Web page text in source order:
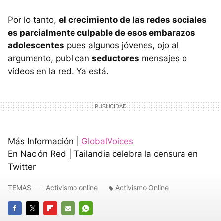
Por lo tanto, el crecimiento de las redes sociales
es parcialmente culpable de esos embarazos
adolescentes pues algunos jóvenes, ojo al
argumento, publican seductores mensajes o
vídeos en la red. Ya está.
Más Información | GlobalVoices
En Nación Red | Tailandia celebra la censura en
Twitter
TEMAS Activismo online Activismo Online